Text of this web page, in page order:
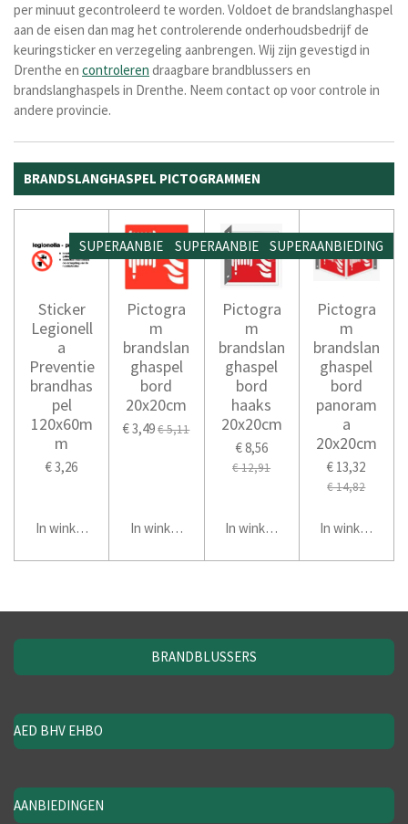
per minuut gecontroleerd te worden. Voldoet de brandslanghaspel
aan de eisen dan mag het controlerende onderhoudsbedrijf de
keuringsticker en verzegeling aanbrengen. Wij zijn gevestigd in
Drenthe en controleren draagbare brandblussers en
brandslanghaspels in Drenthe. Neem contact op voor controle in
andere provincie.
BRANDSLANGHASPEL PICTOGRAMMEN
Sticker
Legionell
a
Preventie
brandhas
pel
120x60m
m
€ 3,26
In winkelwagen
SUPERAANBIEDING
Pictogra
m
brandslan
ghaspel
bord
20x20cm
€ 3,49€ 5,11
In winkelwagen
SUPERAANBIEDING
Pictogra
m
brandslan
ghaspel
bord
haaks
20x20cm
€ 8,56
€ 12,91
In winkelwagen
SUPERAANBIEDING
Pictogra
m
brandslan
ghaspel
bord
panoram
a
20x20cm
€ 13,32
€ 14,82
In winkelwagen
BRANDBLUSSERS
AED BHV EHBO
AANBIEDINGEN